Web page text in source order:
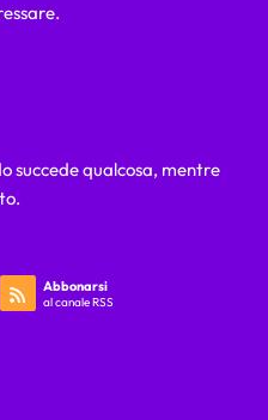
succede qualcosa, mentre
Abbonarsi
al canale RSS